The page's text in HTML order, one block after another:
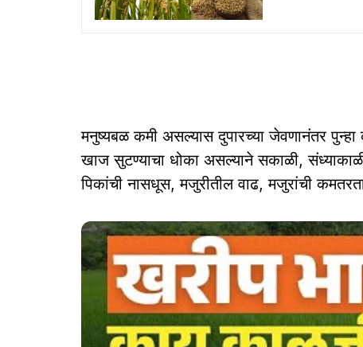
मनुष्यबळ कमी असल्यास दुपारच्या जेवणानंतर
खाज सुटण्याचा धोका असल्याने सकाळी,
पिकांची नासधूस, मजुरीतील वाढ, मजुरांची